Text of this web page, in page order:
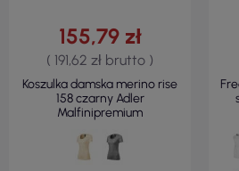
155,79 zł
( 191,62 zł brutto )
Koszulka damska merino rise
158 czarny Adler
Malfinipremium